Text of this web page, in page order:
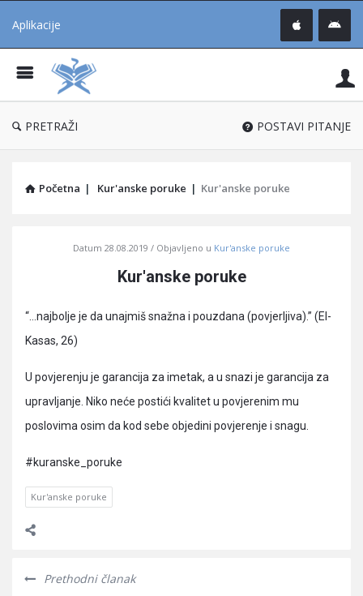
Aplikacije
®
PRETRAŽI POSTAVI PITANJE
Početna | Kur'anske poruke | Kur'anske poruke
Latest
Articles
Datum 28.08.2019 Objavljeno u Kur'anske poruke
Kur'anske poruke
“…najbolje je da unajmiš snažna i pouzdana (povjerljiva).” (El-
Kasas, 26)
U povjerenju je garancija za imetak, a u snazi je garancija za
upravljanje. Niko neće postići kvalitet u povjerenim mu
poslovima osim da kod sebe objedini povjerenje i snagu.
#kuranske_poruke
Kur'anske poruke
Prethodni članak